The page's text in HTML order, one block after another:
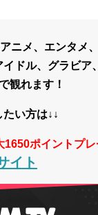
ニメ、エンタメ
ドル、グラビア
観れます！
い方は↓↓
ポイントプレ
イト